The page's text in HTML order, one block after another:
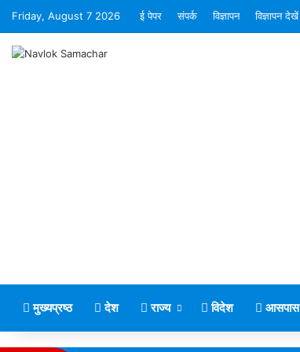
Friday, August 7 2026 ई पेपर संपर्क विज्ञापन विज्ञापन देखें
मुख्यप्रष्ठ देश राज्य विदेश आसपास